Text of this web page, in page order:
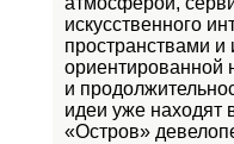
искусственного
пространствами и
ориентированной
и
идеи уже находят
«Остров»